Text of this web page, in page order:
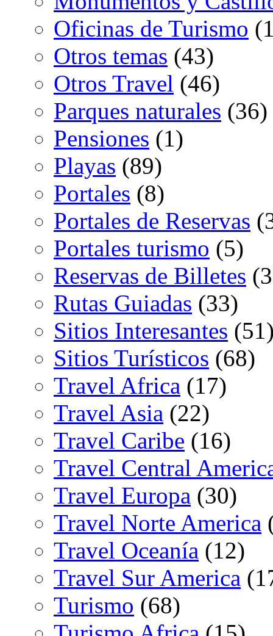
Oficinas de Turismo
Otros temas (43)
Otros Travel (46)
Parques naturales (36)
Pensiones (1)
Playas (89)
Portales (8)
Portales de Reservas
Portales turismo (5)
Reservas de Billetes
Rutas Guiadas (33)
Sitios Interesantes
Sitios Turísticos (68)
Travel Africa (17)
Travel Asia (22)
Travel Caribe (16)
Travel Central
Travel Europa (30)
Travel Norte America
Travel Oceanía (12)
Travel Sur America
Turismo (68)